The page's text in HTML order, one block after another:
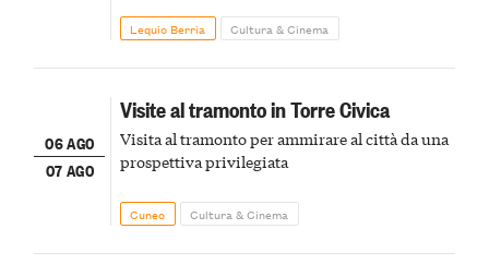
Lequio Berria Cultura & Cinema
06 AGO
07 AGO
Visite al tramonto in Torre Civica
Visita al tramonto per ammirare al città da una
prospettiva privilegiata
Cuneo Cultura & Cinema